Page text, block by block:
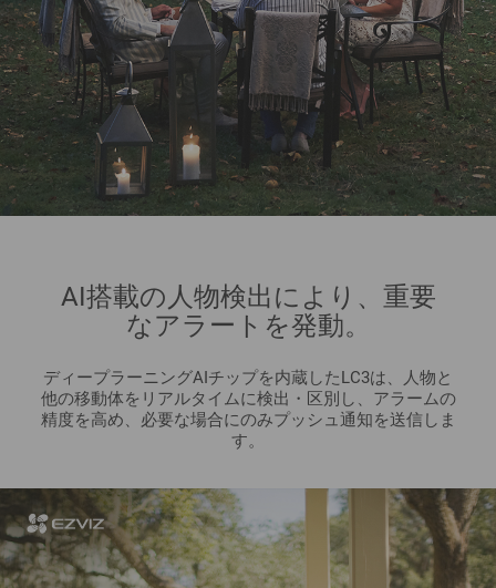
AI搭載の人物検出により、重要
なアラートを発動。
ディープラーニングAIチップを内蔵したLC3は、人物と
他の移動体をリアルタイムに検出・区別し、アラームの
精度を高め、必要な場合にのみプッシュ通知を送信しま
す。